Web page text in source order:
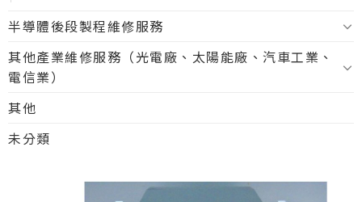
半導體後段製程維修服務
其他產業維修服務（光電廠、太陽能廠、汽車工業、
電信業）
其他
未分類